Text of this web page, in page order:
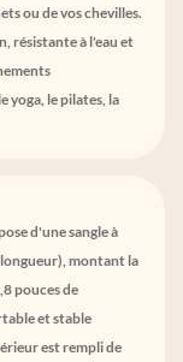
ou de vos chevilles.
résistante à l'eau et
yoga, le pilates, la
d'une sangle à
montant la
pouces de
et stable
est rempli de